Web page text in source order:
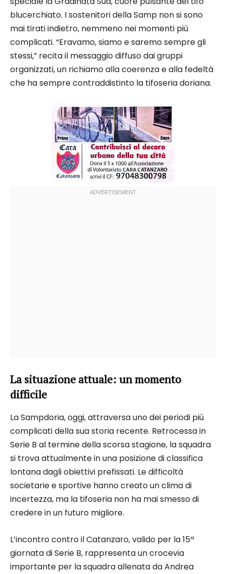
blucerchiato. I sostenitori della Samp non si sono
mai tirati indietro, nemmeno nei momenti più
complicati. “Eravamo, siamo e saremo sempre gli
stessi,” recita il messaggio diffuso dai gruppi
organizzati, un richiamo alla coerenza e alla fedeltà
che ha sempre contraddistinto la tifoseria doriana.
La situazione attuale: un momento
difficile
La Sampdoria, oggi, attraversa uno dei periodi più
complicati della sua storia recente. Retrocessa in
Serie B al termine della scorsa stagione, la squadra
si trova attualmente in una posizione di classifica
lontana dagli obiettivi prefissati. Le difficoltà
societarie e sportive hanno creato un clima di
incertezza, ma la tifoseria non ha mai smesso di
credere in un futuro migliore.
L’incontro contro il Catanzaro, valido per la 15ª
giornata di Serie B, rappresenta un crocevia
importante per la squadra allenata da Andrea